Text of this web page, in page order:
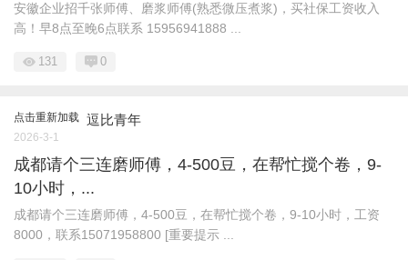
安徽企业招千张师傅、磨浆师傅(熟悉微压煮浆)，买社保工资收入
高！早8点至晚6点联系 15956941888 ...
131 0
点击重新加载 ‌逗比青年
2026-3-1
成都请个三连磨师傅，4-500豆，在帮忙搅个卷，9-
10小时，...
成都请个三连磨师傅，4-500豆，在帮忙搅个卷，9-10小时，工资
8000，联系15071958800 [重要提示 ...